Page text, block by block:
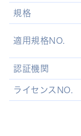
規格
適用規格NO.
認証機関
ライセンスNO.